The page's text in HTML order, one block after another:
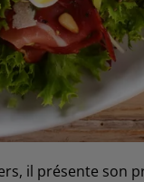
il présente son